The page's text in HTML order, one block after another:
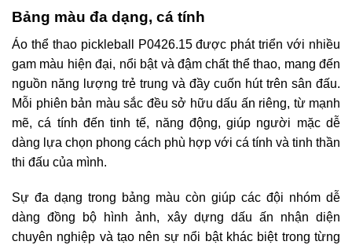
Bảng màu đa dạng, cá tính
Áo thể thao pickleball P0426.15 được phát triển với nhiều
gam màu hiện đại, nổi bật và đậm chất thể thao, mang đến
nguồn năng lượng trẻ trung và đầy cuốn hút trên sân đấu.
Mỗi phiên bản màu sắc đều sở hữu dấu ấn riêng, từ mạnh
mẽ, cá tính đến tinh tế, năng động, giúp người mặc dễ
dàng lựa chọn phong cách phù hợp với cá tính và tinh thần
thi đấu của mình.
Sự đa dạng trong bảng màu còn giúp các đội nhóm dễ
dàng đồng bộ hình ảnh, xây dựng dấu ấn nhận diện
chuyên nghiệp và tạo nên sự nổi bật khác biệt trong từng